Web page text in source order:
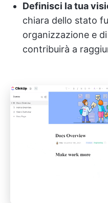
Definisci la tua
chiara dello stato
organizzazione e
contribuirà a